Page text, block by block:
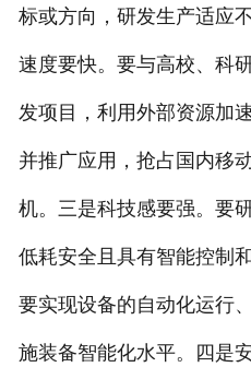
标或方向，研发生产适应
速度要快。要与高校、科
发项目，利用外部资源加
并推广应用，抢占国内移
机。三是科技感要强。要
低耗安全且具有智能控制
要实现设备的自动化运行
施装备智能化水平。四是